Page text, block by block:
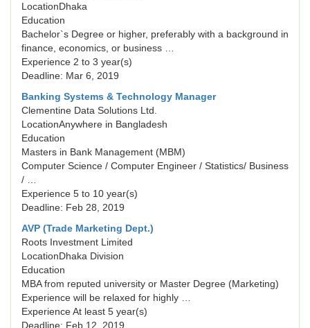
LocationDhaka
Education
Bachelor`s Degree or higher, preferably with a background in
finance, economics, or business …
Experience 2 to 3 year(s)
Deadline: Mar 6, 2019
Banking Systems & Technology Manager
Clementine Data Solutions Ltd.
LocationAnywhere in Bangladesh
Education
Masters in Bank Management (MBM)
Computer Science / Computer Engineer / Statistics/ Business
/ …
Experience 5 to 10 year(s)
Deadline: Feb 28, 2019
AVP (Trade Marketing Dept.)
Roots Investment Limited
LocationDhaka Division
Education
MBA from reputed university or Master Degree (Marketing)
Experience will be relaxed for highly …
Experience At least 5 year(s)
Deadline: Feb 12, 2019